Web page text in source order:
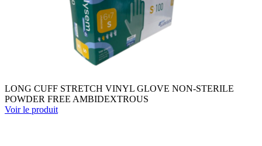
LONG CUFF STRETCH VINYL GLOVE NON-STERILE
POWDER FREE AMBIDEXTROUS
Voir le produit